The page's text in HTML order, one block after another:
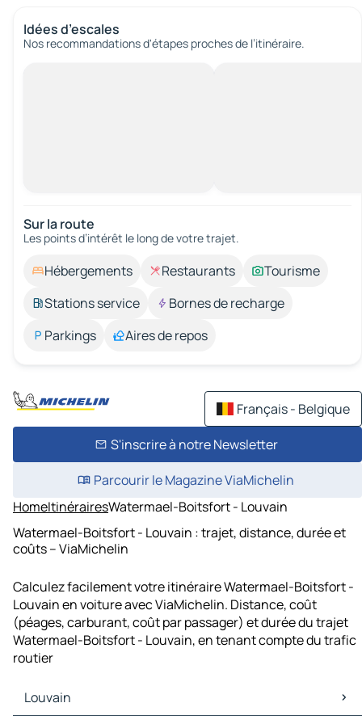
Idées d’escales
Nos recommandations d'étapes proches de l’itinéraire.
Sur la route
Les points d’intérêt le long de votre trajet.
Hébergements Restaurants
Tourisme
Stations service
Bornes de recharge
Parkings
Aires de repos
Français - Belgique
S'inscrire à notre Newsletter
Parcourir le Magazine ViaMichelin
HomeItinérairesWatermael-Boitsfort - Louvain
Watermael-Boitsfort - Louvain : trajet, distance, durée et
coûts – ViaMichelin
Calculez facilement votre itinéraire Watermael-Boitsfort -
Louvain en voiture avec ViaMichelin. Distance, coût
(péages, carburant, coût par passager) et durée du trajet
Watermael-Boitsfort - Louvain, en tenant compte du trafic
routier
Louvain